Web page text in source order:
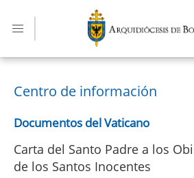
contenido
principal
Centro de información
Documentos del Vaticano
Carta del Santo Padre a los
de los Santos Inocentes